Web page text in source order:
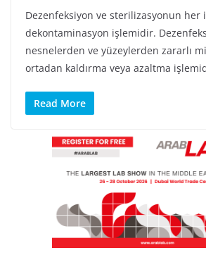
Dezenfeksiyon ve sterilizasyonun her
dekontaminasyon işlemidir.
nesnelerden ve yüzeylerden zararlı
ortadan kaldırma veya azaltma
Read More